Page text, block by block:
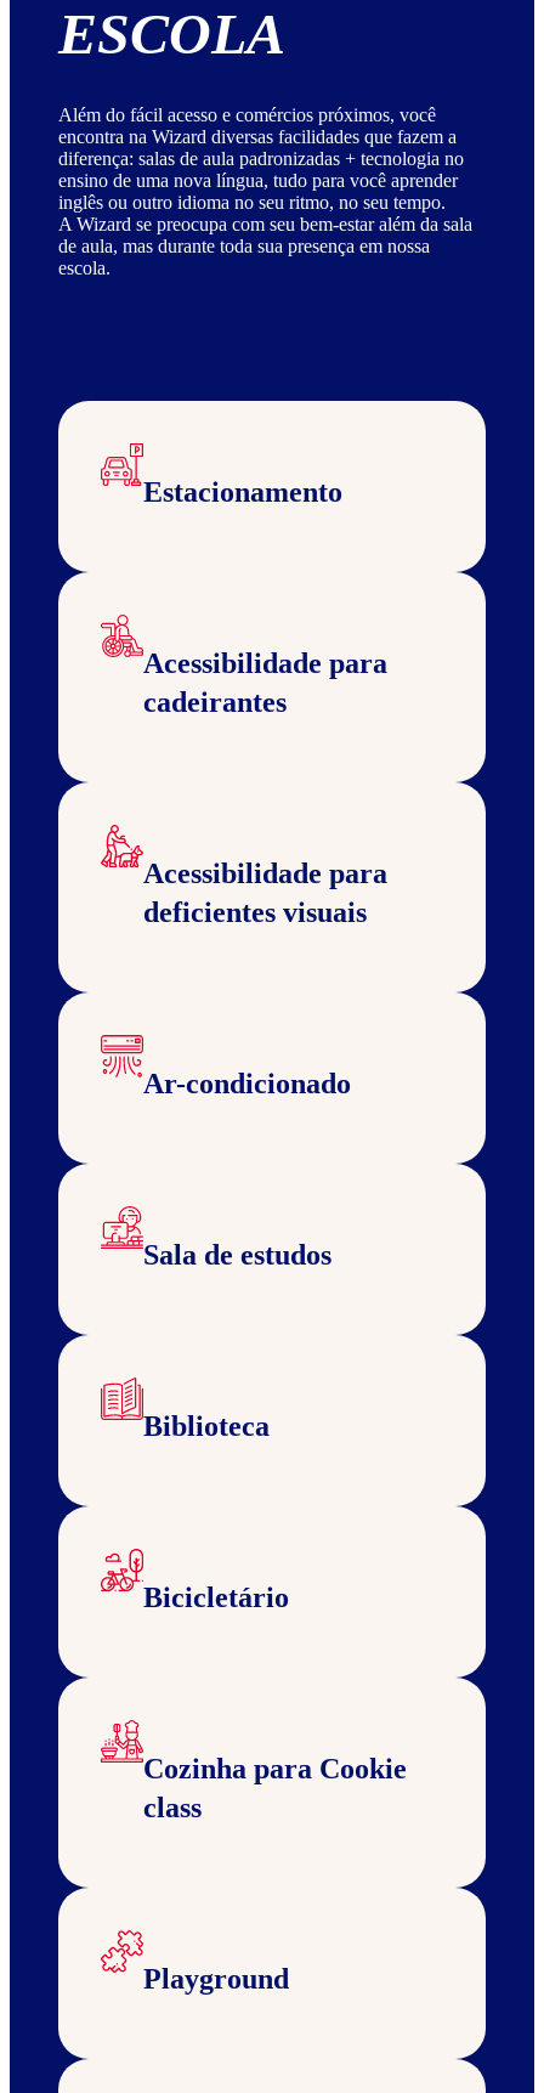
ESCOLA
Além do fácil acesso e comércios próximos, você
encontra na Wizard diversas facilidades que fazem a
diferença: salas de aula padronizadas + tecnologia no
ensino de uma nova língua, tudo para você aprender
inglês ou outro idioma no seu ritmo, no seu tempo.
A Wizard se preocupa com seu bem-estar além da sala
de aula, mas durante toda sua presença em nossa
escola.
Estacionamento
Acessibilidade para
cadeirantes
Acessibilidade para
deficientes visuais
Ar-condicionado
Sala de estudos
Biblioteca
Bicicletário
Cozinha para Cookie
class
Playground